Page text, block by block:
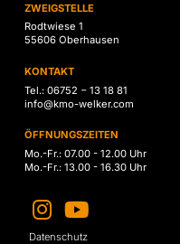
ZWEIGSTELLE
Rodtwiese 1
55606 Oberhausen
KONTAKT
Tel.: 06752 − 13 18 81
info@kmo-welker.com
ÖFFNUNGSZEITEN
Mo.-Fr.: 07.00 - 12.00 Uhr
Mo.-Fr.: 13.00 - 16.30 Uhr
Datenschutz